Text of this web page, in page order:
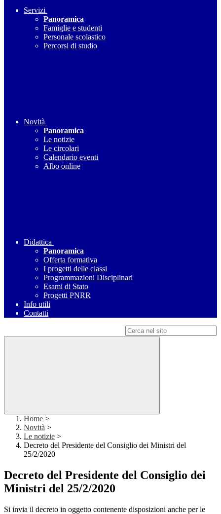
Servizi
Panoramica
Famiglie e studenti
Personale scolastico
Percorsi di studio
Novità
Panoramica
Le notizie
Le circolari
Calendario eventi
Albo online
Didattica
Panoramica
Offerta formativa
I progetti delle classi
Programmazioni Disciplinari
Esami di Stato
Progetti PNRR
Info utili
Contatti
Home >
Novità >
Le notizie >
Decreto del Presidente del Consiglio dei Ministri del
25/2/2020
Decreto del Presidente del Consiglio dei
Ministri del 25/2/2020
Si invia il decreto in oggetto contenente disposizioni anche per le